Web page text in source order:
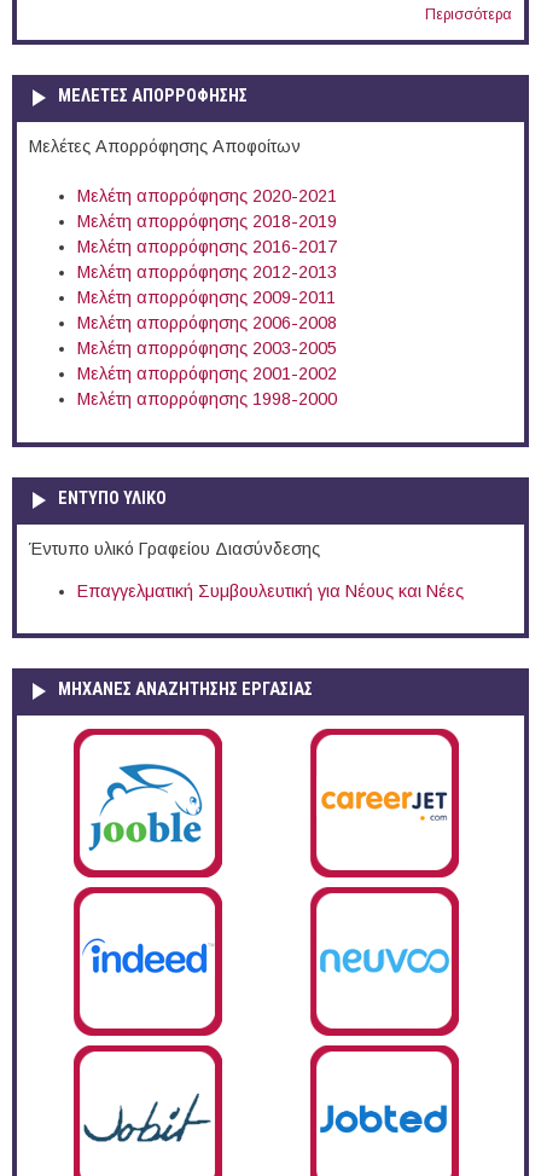
Περισσότερα
ΜΕΛΕΤΕΣ ΑΠΟΡΡΟΦΗΣΗΣ
Μελέτες Απορρόφησης Αποφοίτων
Μελέτη απορρόφησης 2020-2021
Μελέτη απορρόφησης 2018-2019
Μελέτη απορρόφησης 2016-2017
Μελέτη απορρόφησης 2012-2013
Μελέτη απορρόφησης 2009-2011
Μελέτη απορρόφησης 2006-2008
Μελέτη απορρόφησης 2003-2005
Μελέτη απορρόφησης 2001-2002
Μελέτη απορρόφησης 1998-2000
ΕΝΤΥΠΟ ΥΛΙΚΟ
Έντυπο υλικό Γραφείου Διασύνδεσης
Επαγγελματική Συμβουλευτική για Νέους και Νέες
ΜΗΧΑΝΕΣ ΑΝΑΖΗΤΗΣΗΣ ΕΡΓΑΣΙΑΣ